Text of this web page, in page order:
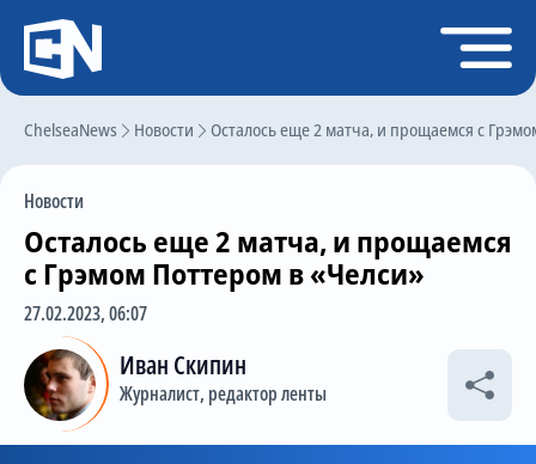
ChelseaNews Новости Осталось еще 2 матча, и прощаемся с
Новости
Осталось еще 2 матча, и прощаемся
с Грэмом Поттером в «Челси»
27.02.2023, 06:07
Иван Скипин
Журналист, редактор ленты
Регистрация
Главная
Трансферы
Слухи
История Челси
Статистика
Календарь игр